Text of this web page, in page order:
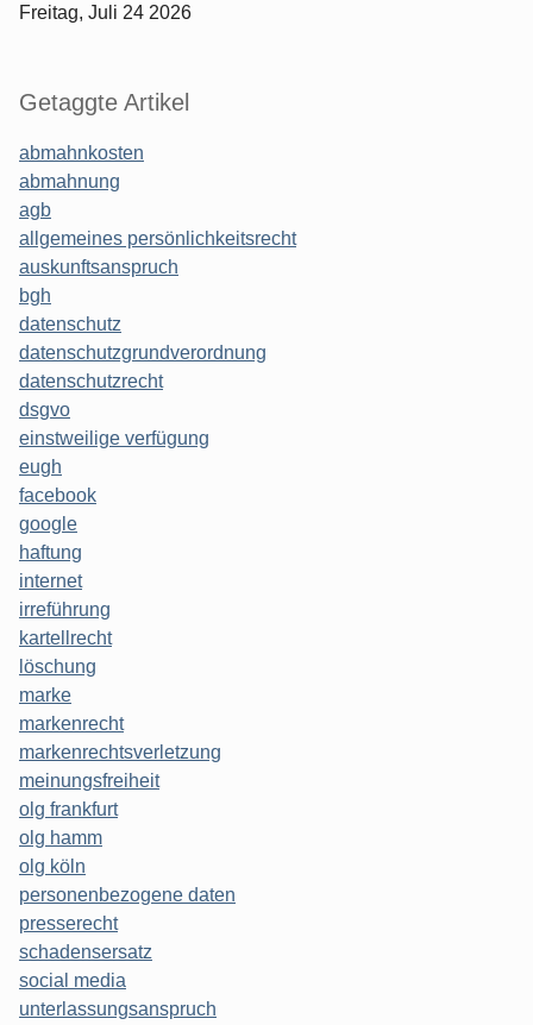
Freitag, Juli 24 2026
Getaggte Artikel
abmahnkosten
abmahnung
agb
allgemeines persönlichkeitsrecht
auskunftsanspruch
bgh
datenschutz
datenschutzgrundverordnung
datenschutzrecht
dsgvo
einstweilige verfügung
eugh
facebook
google
haftung
internet
irreführung
kartellrecht
löschung
marke
markenrecht
markenrechtsverletzung
meinungsfreiheit
olg frankfurt
olg hamm
olg köln
personenbezogene daten
presserecht
schadensersatz
social media
unterlassungsanspruch